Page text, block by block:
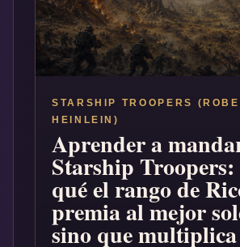
STARSHIP TROOPERS
HEINLEIN)
Aprender a
Starship
qué el rango de
premia al mejor
sino que